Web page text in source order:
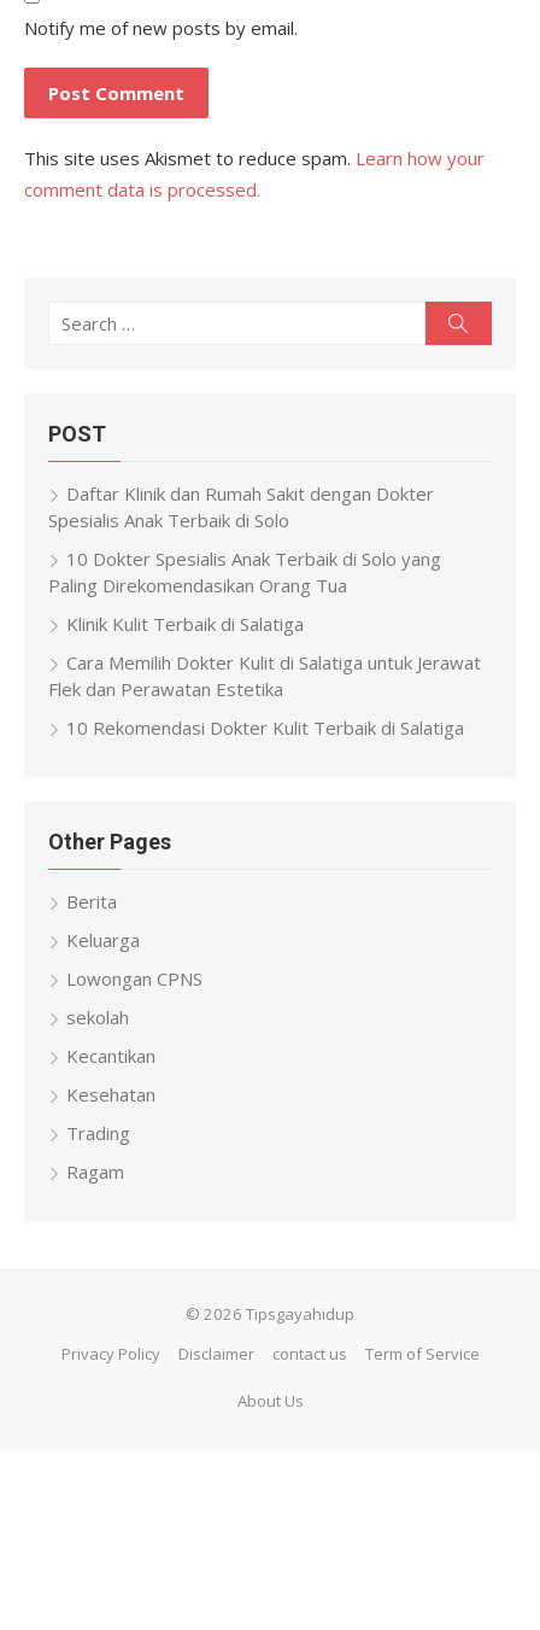
Notify me of new posts by email.
This site uses Akismet to reduce spam. Learn how your
comment data is processed.
Search
POST
Daftar Klinik dan Rumah Sakit dengan Dokter
Spesialis Anak Terbaik di Solo
10 Dokter Spesialis Anak Terbaik di Solo yang
Paling Direkomendasikan Orang Tua
Klinik Kulit Terbaik di Salatiga
Cara Memilih Dokter Kulit di Salatiga untuk Jerawat
Flek dan Perawatan Estetika
10 Rekomendasi Dokter Kulit Terbaik di Salatiga
Other Pages
Berita
Keluarga
Lowongan CPNS
sekolah
Kecantikan
Kesehatan
Trading
Ragam
© 2026 Tipsgayahidup
Privacy Policy
Disclaimer contact us Term of Service
About Us